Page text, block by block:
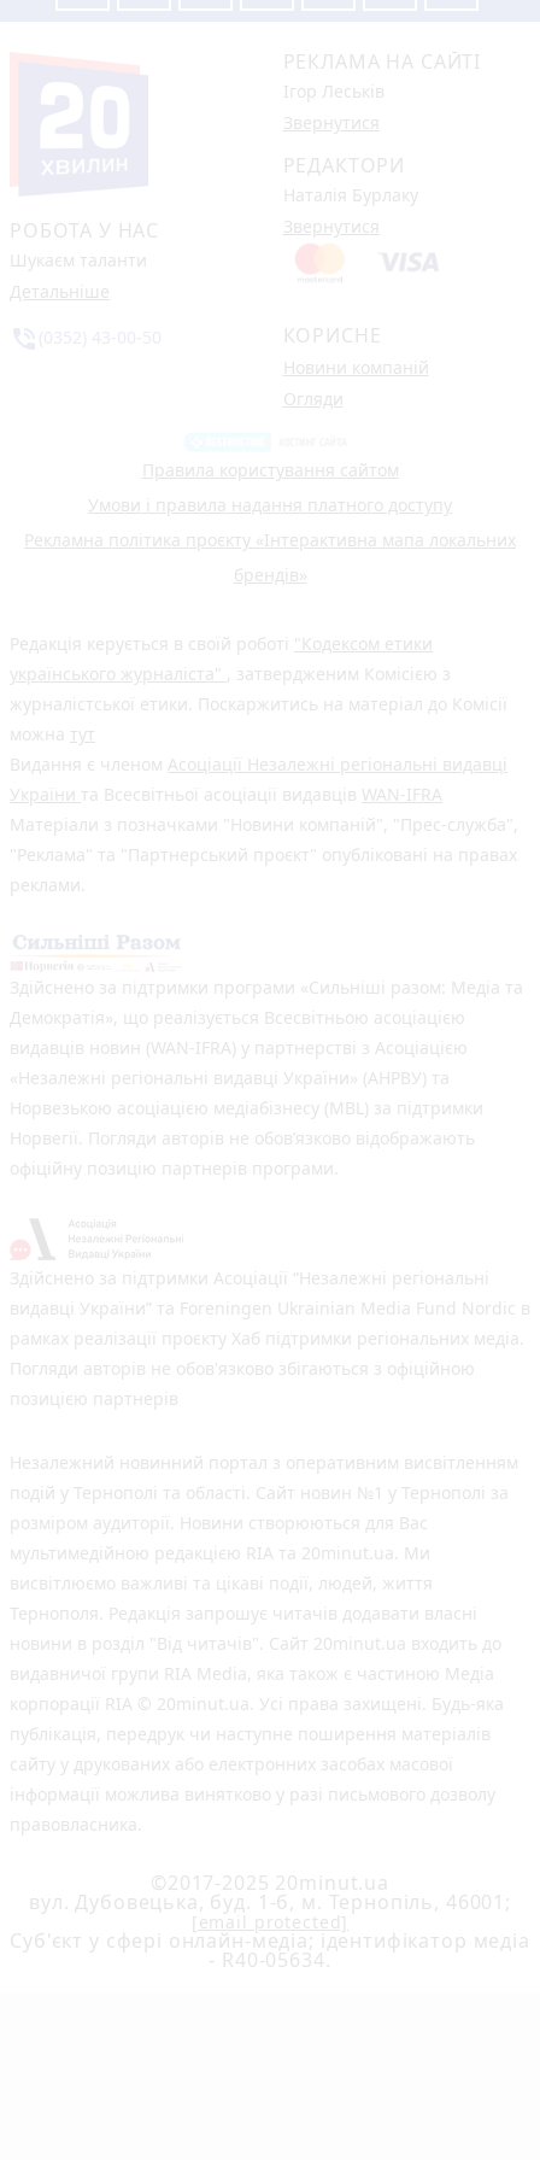
РОБОТА У НАС
Шукаєм таланти
Детальніше
РЕКЛАМА НА САЙТІ
Ігор Леськів
Звернутися
РЕДАКТОРИ
Наталія Бурлаку
Звернутися
КОРИСНЕ
Новини компаній
Огляди
Правила користування сайтом
Умови і правила надання платного доступу
Рекламна політика проєкту «Інтерактивна мапа локальних
брендів»
Редакція керується в своїй роботі "Кодексом етики
українського журналіста" , затвердженим Комісією з
журналістської етики. Поскаржитись на матеріал до Комісії
можна тут
Видання є членом Асоціації Незалежні регіональні видавці
України та Всесвітньої асоціації видавців WAN-IFRA
Матеріали з позначками "Новини компаній", "Прес-служба",
"Реклама" та "Партнерський проєкт" опубліковані на правах
реклами.
Здійснено за підтримки програми «Сильніші разом: Медіа та
Демократія», що реалізується Всесвітньою асоціацією
видавців новин (WAN-IFRA) у партнерстві з Асоціацією
«Незалежні регіональні видавці України» (АНРВУ) та
Норвезькою асоціацією медіабізнесу (MBL) за підтримки
Норвегії. Погляди авторів не обов’язково відображають
офіційну позицію партнерів програми.
Здійснено за підтримки Асоціації “Незалежні регіональні
видавці України” та Foreningen Ukrainian Media Fund Nordic в
рамках реалізації проєкту Хаб підтримки регіональних медіа.
Погляди авторів не обов'язково збігаються з офіційною
позицією партнерів
Незалежний новинний портал з оперативним висвітленням
подій у Тернополі та області. Сайт новин №1 у Тернополі за
розміром аудиторії. Новини створюються для Вас
мультимедійною редакцією RIA та 20minut.ua. Ми
висвітлюємо важливі та цікаві події, людей, життя
Тернополя. Редакція запрошує читачів додавати власні
новини в розділ "Від читачів". Сайт 20minut.ua входить до
видавничої групи RIA Media, яка також є частиною Медіа
корпорації RIA © 20minut.ua. Усі права захищені. Будь-яка
публiкацiя, передрук чи наступне поширення матеріалів
сайту у друкованих або електронних засобах масової
інформації можлива винятково у разі письмового дозволу
правовласника.
©2017-2025 20minut.ua
вул. Дубовецька, буд. 1-б, м. Тернопіль, 46001;
[email protected]
Cуб'єкт у сфері онлайн-медіа; ідентифікатор медіа
- R40-05634.